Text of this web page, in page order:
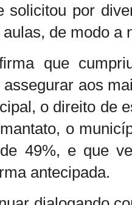
solicitou por
de modo a
que
aos
o direito de
o
49%, e que
antecipada.